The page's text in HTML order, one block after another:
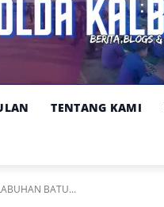
TENTANG KAMI
BATU...